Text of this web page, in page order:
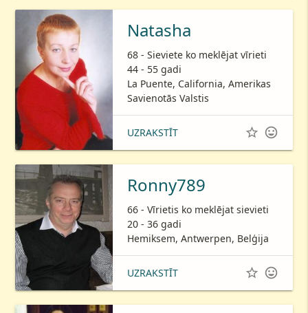
Natasha
68 - Sieviete ko meklējat vīrieti
44 - 55 gadi
La Puente, California, Amerikas
Savienotās Valstis
UZRAKSTĪT  
Ronny789
66 - Vīrietis ko meklējat sievieti
20 - 36 gadi
Hemiksem, Antwerpen, Belģija
UZRAKSTĪT  